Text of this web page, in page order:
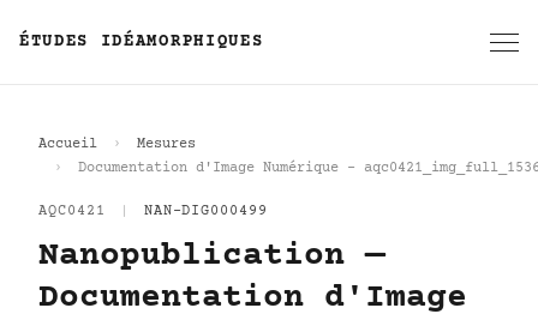
ÉTUDES IDÉAMORPHIQUES
Accueil
Mesures
Documentation d'Image Numérique -
AQC0421 NAN-DIG000499
Nanopublication —
Documentation d'Image